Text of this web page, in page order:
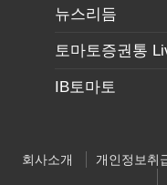
뉴스리듬
토마토증권통
IB토마토
회사소개 개인정보취